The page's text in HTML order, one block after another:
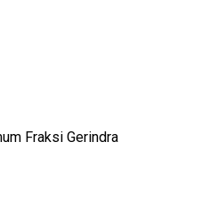
Fraksi Gerindra